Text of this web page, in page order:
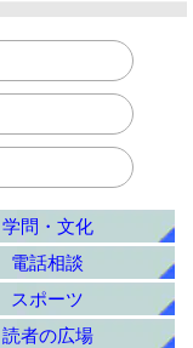
学問・文化
電話相談
スポーツ
読者の広場